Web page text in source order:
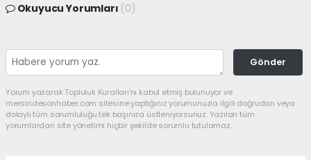
Okuyucu Yorumları (0)
Gönder
Yorum yazarak Topluluk Kuralları’nı kabul etmiş bulunuyor ve
mersindesonhaber.com sitesine yaptığınız yorumunuzla ilgili doğrudan veya
dolaylı tüm sorumluluğu tek başınıza üstleniyorsunuz. Yazılan tüm
yorumlardan site yönetimi hiçbir şekilde sorumlu tutulamaz.